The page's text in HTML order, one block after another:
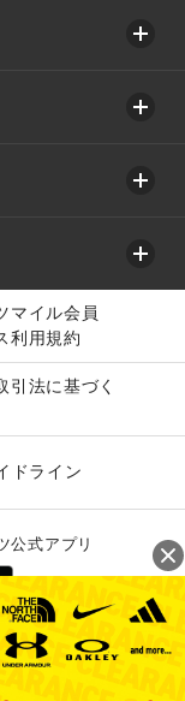
マイル会員
利用規約
引法に基づく
ドライン
公式アプリ